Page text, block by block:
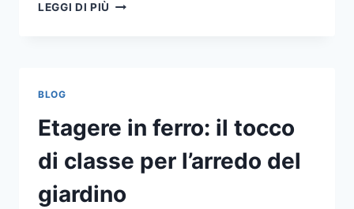
LEGGI DI PIÙ
BLOG
Etagere in ferro: il tocco
di classe per l’arredo del
giardino